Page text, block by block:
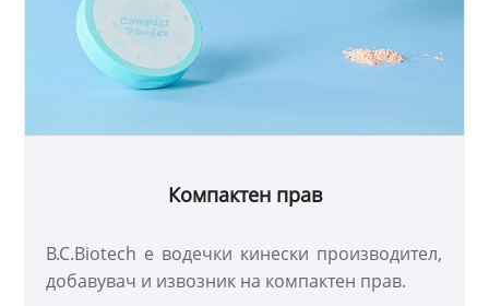
Компактен прав
B.C.Biotech е водечки кинески производител,
добавувач и извозник на компактен прав.